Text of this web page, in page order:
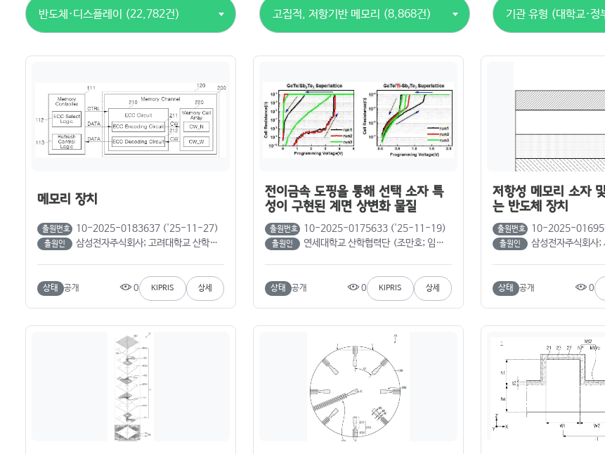
반도체·디스플레이 (22,782건) 고집적, 저항기반 메모리 (8,868건) 기관 유형 (대학교·정
메모리 장치
출원번호 10-2025-0183637 ('25-11-27)
출원인 삼성전자주식회사; 고려대학교 산학협력단 (정성우; 이재윤)
상태 공개 0 KIPRIS 상세
전이금속 도핑을 통해 선택 소자 특
성이 구현된 계면 상변화 물질
출원번호 10-2025-0175633 ('25-11-19)
출원인 연세대학교 산학협력단 (조만호; 임현욱; 이창우)
상태 공개 0 KIPRIS 상세
저항성 메모리 소자
는 반도체 장치
출원번호 10-2025-
출원인 삼성전자주식회사; 서강대학교산학협력단
상태 공개 0